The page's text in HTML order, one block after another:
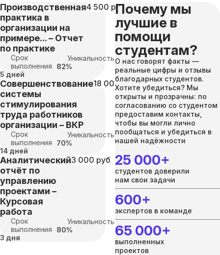
Производственная
практика в
организации на
примере... – Отчет
по практике
4 500 руб
Срок
выполнения
5 дней
Уникальность:
82%
Совершенствование
системы
стимулирования
труда работников
организации – ВКР
18 000 руб
Срок
выполнения
14 дней
Уникальность:
70%
Аналитический
отчёт по
управлению
проектами –
Курсовая
работа
3 000 руб
Срок
выполнения
3 дня
Уникальность:
80%
Почему мы
лучшие в
помощи
студентам?
О нас говорят факты —
реальные цифры и отзывы
благодарных студентов.
Хотите убедиться? Мы
открыты и прозрачны: по
согласованию со студентом
предоставим контакты,
чтобы вы могли лично
пообщаться и убедиться в
нашей надёжности
25 000+
студентов доверили
нам свои задачи
600+
экспертов в команде
65 000+
выполненных
проектов